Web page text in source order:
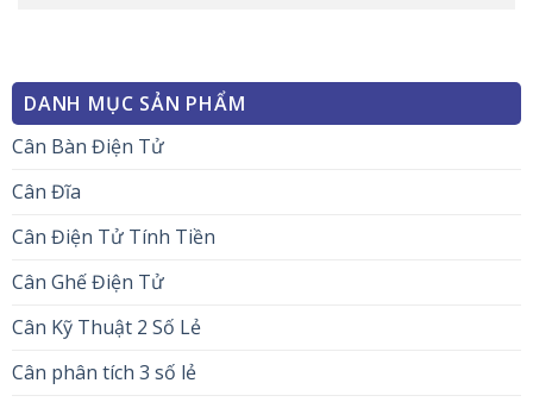
DANH MỤC SẢN PHẨM
Cân Bàn Điện Tử
Cân Đĩa
Cân Điện Tử Tính Tiền
Cân Ghế Điện Tử
Cân Kỹ Thuật 2 Số Lẻ
Cân phân tích 3 số lẻ